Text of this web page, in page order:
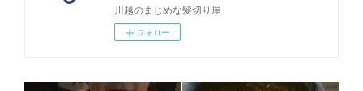
川越のまじめな髪切り屋
フォロー